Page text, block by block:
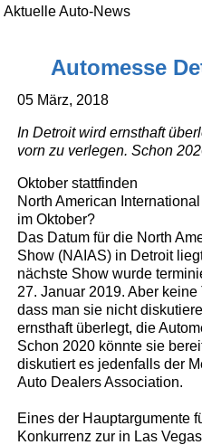
Aktuelle Auto-News
Automesse
05 März, 2018
In Detroit wird ernsthaft
vorn zu verlegen. Schon
Oktober stattfinden
North American
im Oktober?
Das Datum für die North
Show (NAIAS) in Detroit
nächste Show wurde
27. Januar 2019. Aber
dass man sie nicht
ernsthaft überlegt, die
Schon 2020 könnte sie
diskutiert es jedenfalls der
Auto Dealers Association.
Eines der Hauptargumente
Konkurrenz zur in Las